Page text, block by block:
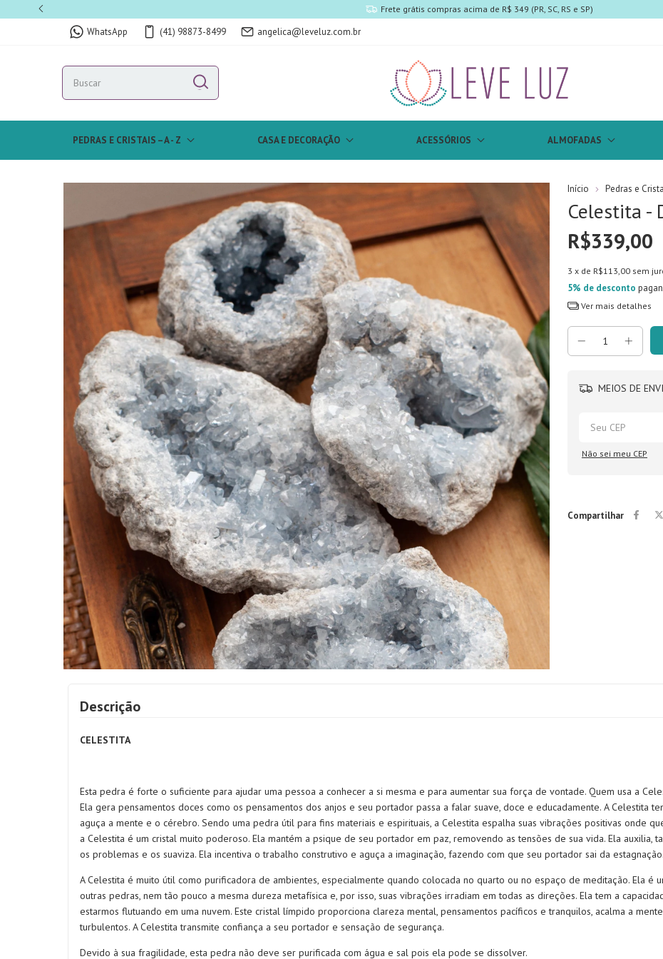
Parcele até 3x s/ juros
WhatsApp (41) 98873-8499 angelica@leveluz.com.br
PEDRAS E CRISTAIS – A - Z CASA E DECORAÇÃO ACESSÓRIOS ALMOFADAS
Início Pedras e
Celestita -
R$339,00
3 x de R$113,00 sem
5% de desconto
Ver mais detalhes
MEIOS DE
Não sei meu CEP
Compartilhar
Descrição
CELESTITA
Esta pedra é forte o suficiente para ajudar uma pessoa a conhecer a si mesma e para aumentar sua força de vontade. Quem usa a
Ela gera pensamentos doces como os pensamentos dos anjos e seu portador passa a falar suave, doce e educadamente. A Celestita
aguça a mente e o cérebro. Sendo uma pedra útil para fins materiais e espirituais, a Celestita espalha suas vibrações positivas onde
a Celestita é um cristal muito poderoso. Ela mantém a psique de seu portador em paz, removendo as tensões de sua vida. Ela auxilia,
os problemas e os suaviza. Ela incentiva o trabalho construtivo e aguça a imaginação, fazendo com que seu portador sai da estagnação.
A Celestita é muito útil como purificadora de ambientes, especialmente quando colocada no quarto ou no espaço de meditação. Ela é
outras pedras, nem tão pouco a mesma dureza metafísica e, por isso, suas vibrações irradiam em todas as direções. Ela tem a
estarmos flutuando em uma nuvem. Este cristal límpido proporciona clareza mental, pensamentos pacíficos e tranquilos, acalma a
turbulentos. A Celestita transmite confiança a seu portador e sensação de segurança.
Devido à sua fragilidade, esta pedra não deve ser purificada com água e sal pois ela pode se dissolver.